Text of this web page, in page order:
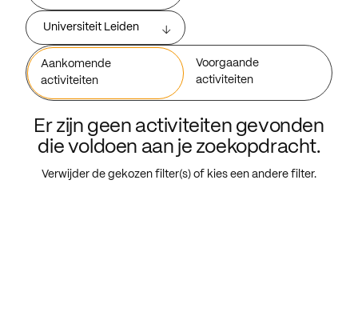
Universiteit Leiden
Aankomende
activiteiten
Voorgaande
activiteiten
Er zijn geen activiteiten gevonden
die voldoen aan je zoekopdracht.
Verwijder de gekozen filter(s) of kies een andere filter.